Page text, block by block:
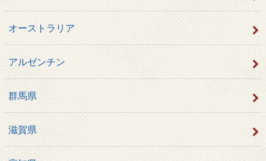
オーストラリア
アルゼンチン
群馬県
滋賀県